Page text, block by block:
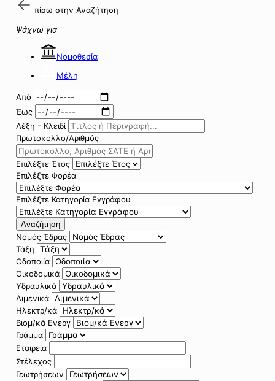
πίσω στην Αναζήτηση
Ψάχνω για
Νομοθεσία
Μέλη
Από
Έως
Λέξη - Κλειδί
Πρωτοκολλο/Αριθμός
Επιλέξτε Έτος
Επιλέξτε Φορέα
Επιλέξτε Κατηγορία Εγγράφου
Αναζήτηση
Νομός Έδρας
Τάξη
Οδοποιία
Οικοδομικά
Υδραυλικά
Λιμενικά
Ηλεκτρ/κά
Βιομ/κά Ενεργ
Γράμμα
Εταιρεία
Στέλεχος
Γεωτρήσεων